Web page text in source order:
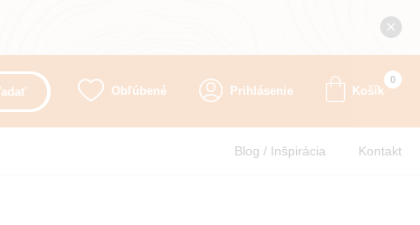
Obľúbené Prihlásenie Košík
0
Blog / Inšpirácia Kontakt